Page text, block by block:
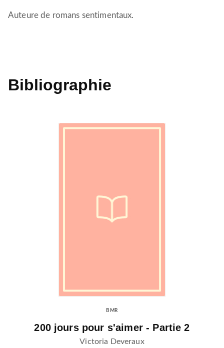
Auteure de romans sentimentaux.
Bibliographie
BMR
200 jours pour s'aimer - Partie 2
Victoria Deveraux